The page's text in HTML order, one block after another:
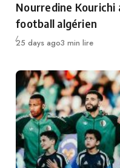
Nourredine Kourichi
football algérien
Publié
25 days ago3 min lire